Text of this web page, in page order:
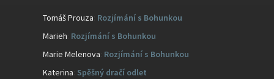
Tomáš Prouza Rozjímání s Bohunkou
Marieh Rozjímání s Bohunkou
Marie Melenova Rozjímání s Bohunkou
Katerina Spěšný dračí odlet